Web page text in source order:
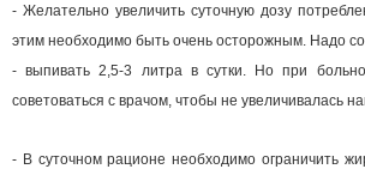
- Желательно увеличить суточную дозу
этим необходимо быть очень осторожным. Надо
- выпивать 2,5-3 литра в сутки. Но при
советоваться с врачом, чтобы не увеличивалась
- В суточном рационе необходимо ограничить